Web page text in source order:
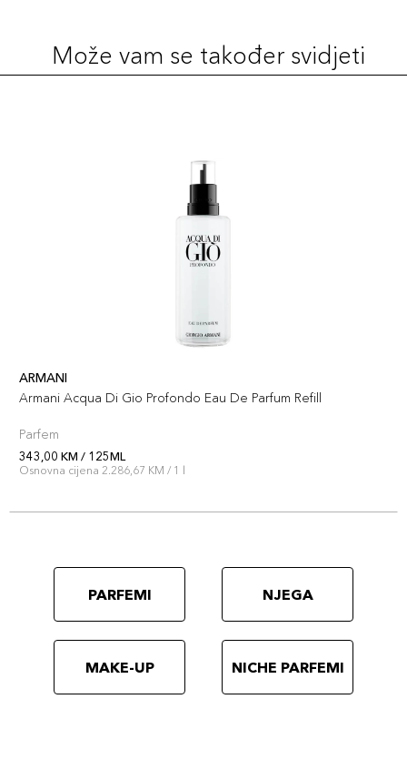
Može vam se također svidjeti
ARMANI
Armani Acqua Di Gio Profondo Eau De Parfum Refill
Parfem
343,00 KM / 125ML
Osnovna cijena 2.286,67 KM / 1 l
PARFEMI NJEGA
MAKE-UP NICHE PARFEMI